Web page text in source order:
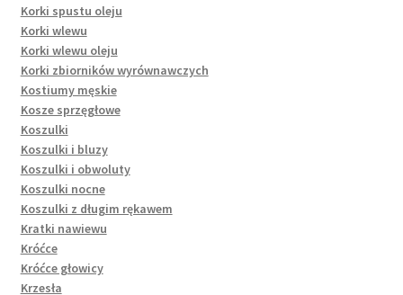
Korki spustu oleju
Korki wlewu
Korki wlewu oleju
Korki zbiorników wyrównawczych
Kostiumy męskie
Kosze sprzęgłowe
Koszulki
Koszulki i bluzy
Koszulki i obwoluty
Koszulki nocne
Koszulki z długim rękawem
Kratki nawiewu
Króćce
Króćce głowicy
Krzesła